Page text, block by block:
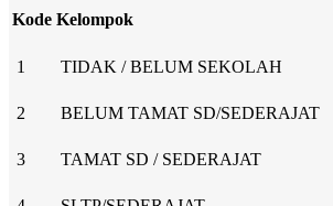
Kode Kelompok
1
TIDAK / BELUM SEKOLAH
2 BELUM TAMAT SD/SEDERAJAT
3 TAMAT SD / SEDERAJAT